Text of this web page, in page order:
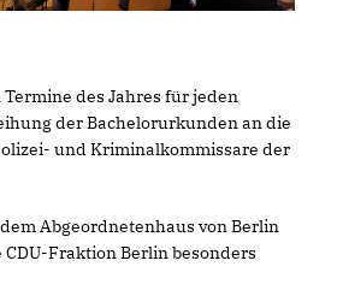
des Jahres für jeden
der Bachelorurkunden an die
und Kriminalkommissare der
Abgeordnetenhaus von Berlin
Fraktion Berlin besonders